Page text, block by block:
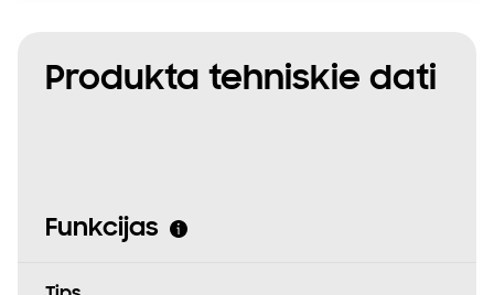
Produkta tehniskie dati
Funkcijas